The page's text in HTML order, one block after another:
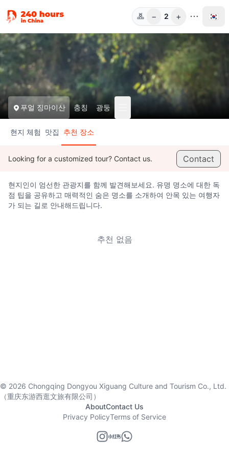
인원
− 2 + 🇰🇷
푸얼 징마이산 충칭 광둥
현지 체험 맛집 추천 장소
Looking for a customized tour? Contact us. Contact
현지인이 엄선한 관광지를 함께 발견해보세요. 유명 명소에 대한 독
점 팁을 공유하고 매력적인 숨은 명소를 소개하여 안목 있는 여행자
가 되는 길로 안내해드립니다.
추천 없음
© 2026 Chongqing Dongyou Xiguang Culture and Tourism Co., Ltd.
（重庆东游西逛文旅有限公司）
AboutContact Us
Privacy PolicyTerms of Service